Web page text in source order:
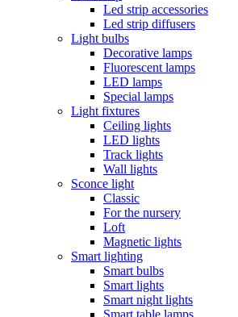
Led strip accessories
Led strip diffusers
Light bulbs
Decorative lamps
Fluorescent lamps
LED lamps
Special lamps
Light fixtures
Ceiling lights
LED lights
Track lights
Wall lights
Sconce light
Classic
For the nursery
Loft
Magnetic lights
Smart lighting
Smart bulbs
Smart lights
Smart night lights
Smart table lamps